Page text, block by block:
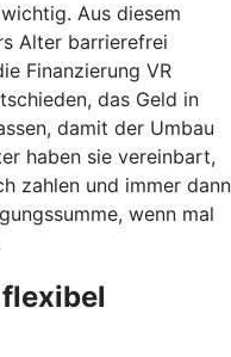
Aus diesem
Alter barrierefrei
Finanzierung VR
das Geld in
damit der Umbau
haben sie vereinbart,
zahlen und immer dann
wenn mal